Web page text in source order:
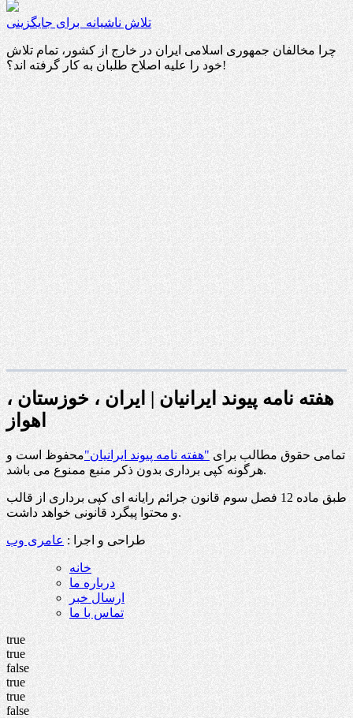
تلاش ناشیانه برای جایگزینی
چرا مخالفان جمهوری اسلامی ایران در خارج از کشور، تمام تلاش
خود را علیه اصلاح طلبان به کار گرفته اند؟!
هفته نامه پیوند ایرانیان | ایران ، خوزستان ،
اهواز
تمامی حقوق مطالب برای "هفته نامه پیوند ایرانیان"محفوظ است و
هرگونه کپی برداری بدون ذکر منبع ممنوع می باشد.
طبق ماده 12 فصل سوم قانون جرائم رایانه ای کپی برداری از قالب
و محتوا پیگرد قانونی خواهد داشت.
طراحی و اجرا : عامری وب
خانه
درباره ما
ارسال خبر
تماس با ما
true
true
false
true
true
false